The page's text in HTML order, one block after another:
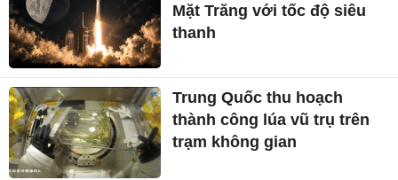
Mặt Trăng với tốc độ siêu
thanh
Trung Quốc thu hoạch
thành công lúa vũ trụ trên
trạm không gian